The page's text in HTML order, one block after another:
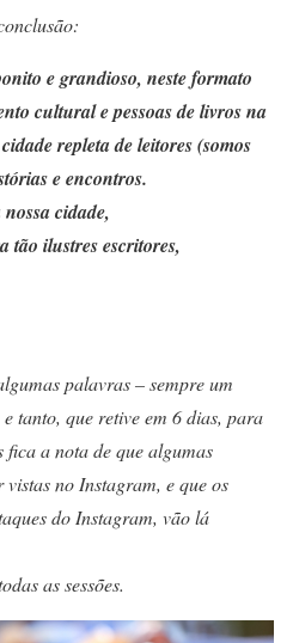
e grandioso, neste formato
cultural e pessoas de livros na
repleta de leitores (somos
e encontros.
nossacidade,
tão ilustres escritores,
palavras – sempre um
tanto, que retive em 6 dias, para
fica a nota de que algumas
no Instagram, e que os
do Instagram, vão lá
as sessões.